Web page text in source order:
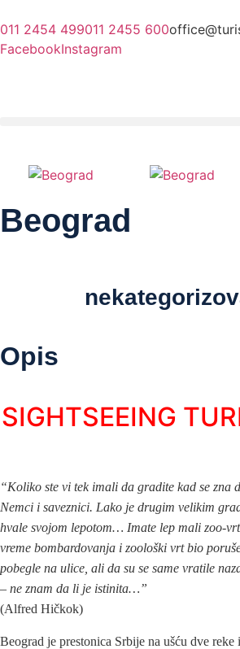
011 2454 499011 2455 600
FacebookInstagram
Beograd
Opis
SIGHTSEEING
“Koliko ste vi tek imali da gradite kad se zna
Nemci i saveznici. Lako je drugim velikim
hvale svojom lepotom… Imate lep mali zoo-
vreme bombardovanja i zoološki vrt bio
pobegle na ulice, ali da su se same vratile
– ne znam da li je istinita…”
(Alfred Hičkok)
Beograd je prestonica Srbije na ušću dve reke